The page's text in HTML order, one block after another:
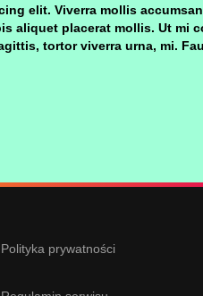
elit. Viverra mollis
aliquet placerat mollis. Ut mi
tortor viverra urna, mi.
Polityka prywatności